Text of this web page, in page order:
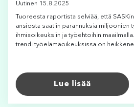
Uutinen 15.8.2025
Tuoreesta raportista selviää, että
ansiosta saatiin parannuksia miljoonien
ihmisoikeuksiin ja työehtoihin
trendi työelämäoikeuksissa on
Lue lisää